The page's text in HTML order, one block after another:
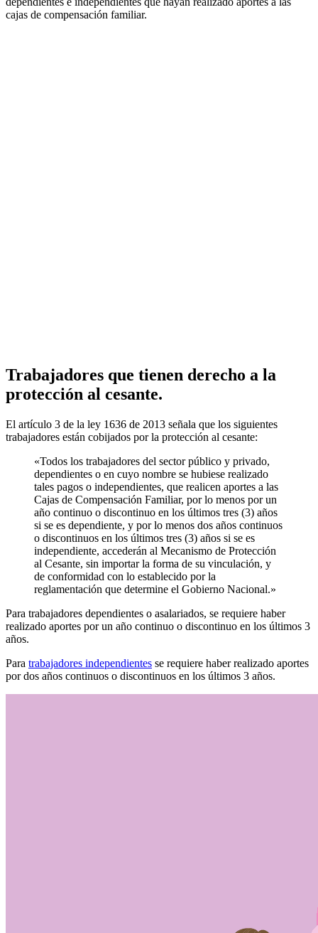
cajas de compensación familiar.
Trabajadores que tienen derecho a la
protección al cesante.
El artículo 3 de la ley 1636 de 2013 señala que los siguientes
trabajadores están cobijados por la protección al cesante:
«Todos los trabajadores del sector público y privado,
dependientes o en cuyo nombre se hubiese realizado
tales pagos o independientes, que realicen aportes a las
Cajas de Compensación Familiar, por lo menos por un
año continuo o discontinuo en los últimos tres (3) años
si se es dependiente, y por lo menos dos años continuos
o discontinuos en los últimos tres (3) años si se es
independiente, accederán al Mecanismo de Protección
al Cesante, sin importar la forma de su vinculación, y
de conformidad con lo establecido por la
reglamentación que determine el Gobierno Nacional.»
Para trabajadores dependientes o asalariados, se requiere haber
realizado aportes por un año continuo o discontinuo en los últimos 3
años.
Para trabajadores independientes se requiere haber realizado aportes
por dos años continuos o discontinuos en los últimos 3 años.